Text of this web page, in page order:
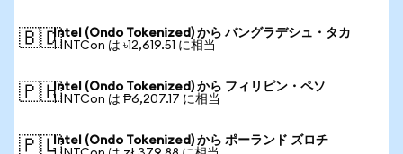
🇧🇩Intel (Ondo Tokenized) から バングラデシュ・タカ
1 INTCon は ৳12,619.51 に相当
🇵🇭Intel (Ondo Tokenized) から フィリピン・ペソ
1 INTCon は ₱6,207.17 に相当
🇵🇱Intel (Ondo Tokenized) から ポーランド ズロチ